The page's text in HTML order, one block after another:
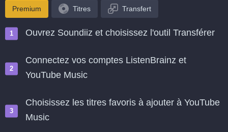
Premium Titres Transfert
Ouvrez Soundiiz et choisissez l'outil Transférer
Connectez vos comptes ListenBrainz et
YouTube Music
Choisissez les titres favoris à ajouter à YouTube
Music